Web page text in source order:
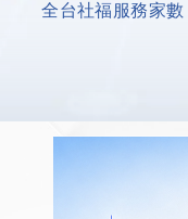
全台社福服務家數